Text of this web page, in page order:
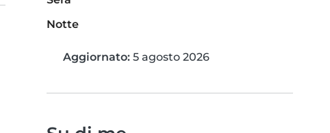
Notte
Aggiornato: 5 agosto 2026